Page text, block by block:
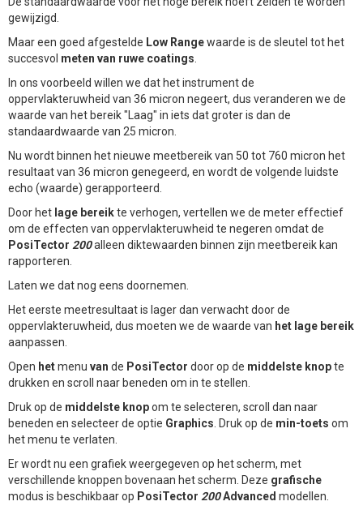
gewijzigd.
Maar een goed afgestelde Low Rangewaarde is de sleutel tot het
succesvol meten van ruwe coatings
In ons voorbeeld willen we dat het instrument de
oppervlakteruwheid van 36 micron negeert, dus veranderen we de
waarde van het bereik "Laag" in iets dat groter is dan de
standaardwaarde van 25 micron.
Nu wordt binnen het nieuwe meetbereik van 50 tot 760 micron het
resultaat van 36 micron genegeerd, en wordt de volgende luidste
echo (waarde) gerapporteerd.
Door het lage bereikte verhogen, vertellen we de meter effectief
om de effecten van oppervlakteruwheid te negeren omdat de
PosiTector 200alleen diktewaarden binnen zijn meetbereik kan
rapporteren.
Laten we dat nog eens doornemen.
Het eerste meetresultaat is lager dan verwacht door de
oppervlakteruwheid, dus moeten we de waarde van het lage bereik
aanpassen.
Open hetmenu van de PosiTector door op de middelste knopte
drukken en scroll naar beneden om in te stellen.
Druk op de middelste knopom te selecteren, scroll dan naar
beneden en selecteer de optie Graphics . Druk op de min-toets om
het menu te verlaten.
Er wordt nu een grafiek weergegeven op het scherm, met
verschillende knoppen bovenaan het scherm. Deze grafische
modus is beschikbaar op PosiTector 200Advanced modellen.